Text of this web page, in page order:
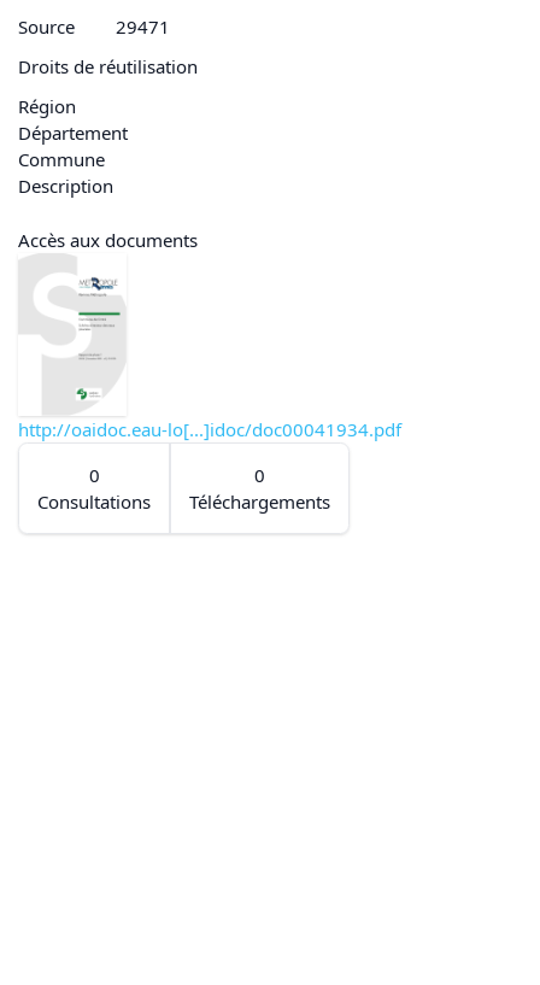
Source
29471
Droits de réutilisation
Région
Département
Commune
Description
Accès aux documents
http://oaidoc.eau-lo[...]idoc/doc00041934.pdf
0
Consultations
0
Téléchargements